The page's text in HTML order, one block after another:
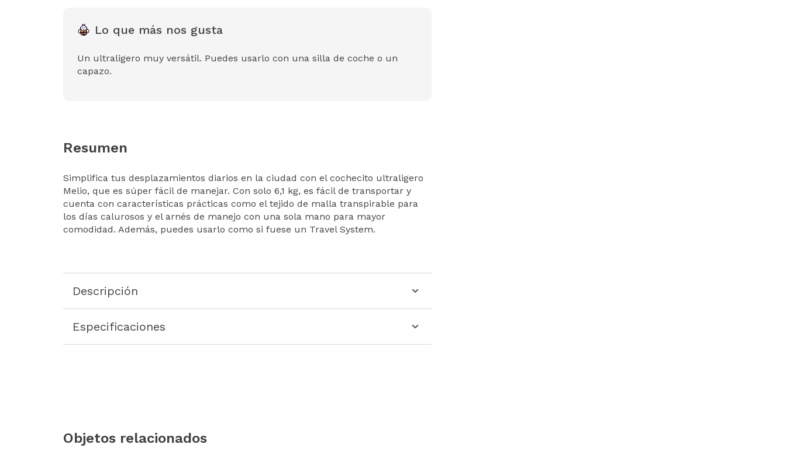
Lo que más nos gusta
Un ultraligero muy versátil. Puedes usarlo con una silla de coche o un
capazo.
Resumen
Simplifica tus desplazamientos diarios en la ciudad con el cochecito ultraligero
Melio, que es súper fácil de manejar. Con solo 6,1 kg, es fácil de transportar y
cuenta con características prácticas como el tejido de malla transpirable para
los días calurosos y el arnés de manejo con una sola mano para mayor
comodidad. Además, puedes usarlo como si fuese un Travel System.
Descripción
Especificaciones
Objetos relacionados